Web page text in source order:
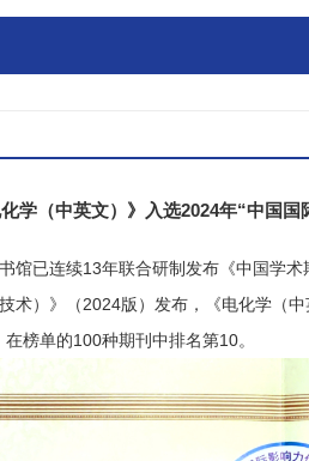
化学（中英文）》入选2024年“中国
馆已连续13年联合研制发布《中国学
术）》（2024版）发布 ， 《电化学（
在榜单的100种期刊中排名第10。